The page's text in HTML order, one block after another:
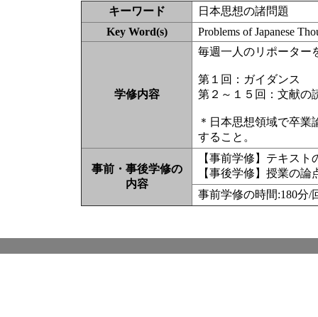
キーワード
日本思想の諸問題
Key Word(s)
Problems of Japanese
学修内容
毎週一人のリポーター
第１回：ガイダンス
第２～１５回：文献の
＊日本思想領域で卒
すること。
事前・事後学修の
内容
【事前学修】テキス
【事後学修】授業の論
事前学修の時間:180